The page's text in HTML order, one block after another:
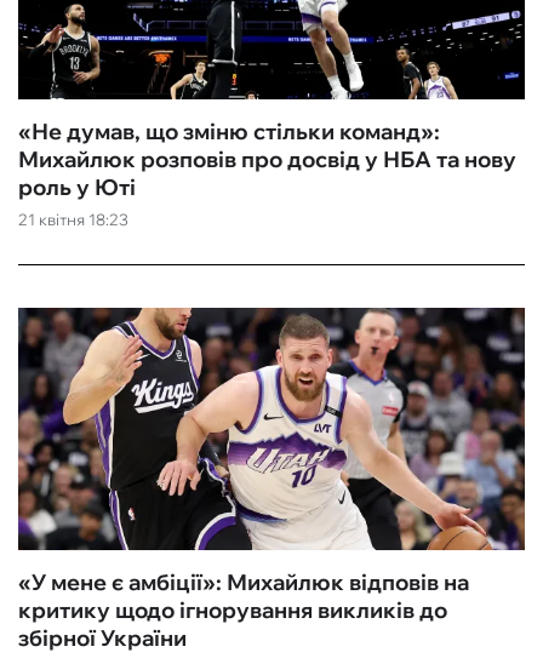
21 квітня 18:23
«Не думав, що зміню стільки команд»:
Михайлюк розповів про досвід у НБА та нову
роль у Юті
«У мене є амбіції»: Михайлюк відповів на
критику щодо ігнорування викликів до
збірної України